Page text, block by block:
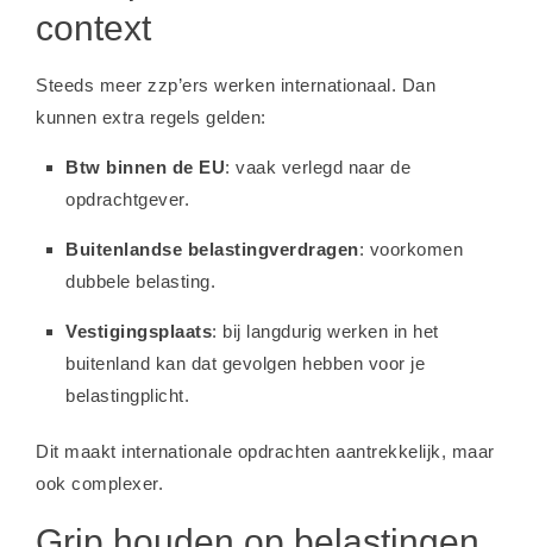
context
Steeds meer zzp’ers werken internationaal. Dan
kunnen extra regels gelden:
Btw binnen de EU: vaak verlegd naar de
opdrachtgever.
Buitenlandse belastingverdragen: voorkomen
dubbele belasting.
Vestigingsplaats: bij langdurig werken in het
buitenland kan dat gevolgen hebben voor je
belastingplicht.
Dit maakt internationale opdrachten aantrekkelijk, maar
ook complexer.